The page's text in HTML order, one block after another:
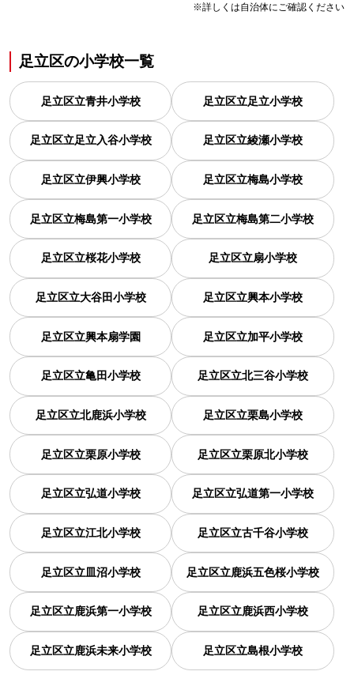
※詳しくは自治体にご確認ください
足立区の小学校一覧
足立区立青井小学校 足立区立足立小学校
足立区立足立入谷小学校 足立区立綾瀬小学校
足立区立伊興小学校 足立区立梅島小学校
足立区立梅島第一小学校 足立区立梅島第二小学校
足立区立桜花小学校 足立区立扇小学校
足立区立大谷田小学校 足立区立興本小学校
足立区立興本扇学園 足立区立加平小学校
足立区立亀田小学校 足立区立北三谷小学校
足立区立北鹿浜小学校 足立区立栗島小学校
足立区立栗原小学校 足立区立栗原北小学校
足立区立弘道小学校 足立区立弘道第一小学校
足立区立江北小学校 足立区立古千谷小学校
足立区立皿沼小学校 足立区立鹿浜五色桜小学校
足立区立鹿浜第一小学校 足立区立鹿浜西小学校
足立区立鹿浜未来小学校 足立区立島根小学校